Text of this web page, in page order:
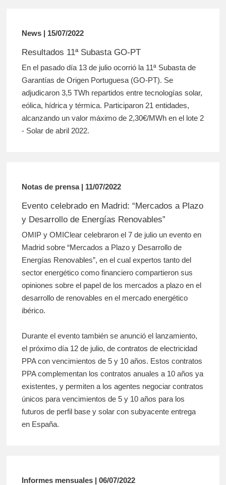
News | 15/07/2022
Resultados 11ª Subasta GO-PT
En el pasado día 13 de julio ocorrió la 11ª Subasta de
Garantías de Origen Portuguesa (GO-PT). Se
adjudicaron 3,5 TWh repartidos entre tecnologías solar,
eólica, hídrica y térmica. Participaron 21 entidades,
alcanzando un valor máximo de 2,30€/MWh en el lote 2
- Solar de abril 2022.
Notas de prensa | 11/07/2022
Evento celebrado en Madrid: “Mercados a Plazo
y Desarrollo de Energías Renovables”
OMIP y OMIClear celebraron el 7 de julio un evento en
Madrid sobre “Mercados a Plazo y Desarrollo de
Energías Renovables”, en el cual expertos tanto del
sector energético como financiero compartieron sus
opiniones sobre el papel de los mercados a plazo en el
desarrollo de renovables en el mercado energético
ibérico.
Durante el evento también se anunció el lanzamiento,
el próximo día 12 de julio, de contratos de electricidad
PPA con vencimientos de 5 y 10 años. Estos contratos
PPA complementan los contratos anuales a 10 años ya
existentes, y permiten a los agentes negociar contratos
únicos para vencimientos de 5 y 10 años para los
futuros de perfil base y solar con subyacente entrega
en España.
Informes mensuales | 06/07/2022